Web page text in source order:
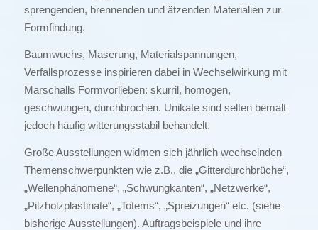
sprengenden, brennenden und ätzenden Materialien zur
Formfindung.
Baumwuchs, Maserung, Materialspannungen,
Verfallsprozesse inspirieren dabei in Wechselwirkung mit
Marschalls Formvorlieben: skurril, homogen,
geschwungen, durchbrochen. Unikate sind selten bemalt
jedoch häufig witterungsstabil behandelt.
Große Ausstellungen widmen sich jährlich wechselnden
Themenschwerpunkten wie z.B., die „Gitterdurchbrüche“,
„Wellenphänomene“, „Schwungkanten“, „Netzwerke“,
„Pilzholzplastinate“, „Totems“, „Spreizungen“ etc. (siehe
bisherige Ausstellungen). Auftragsbeispiele und ihre